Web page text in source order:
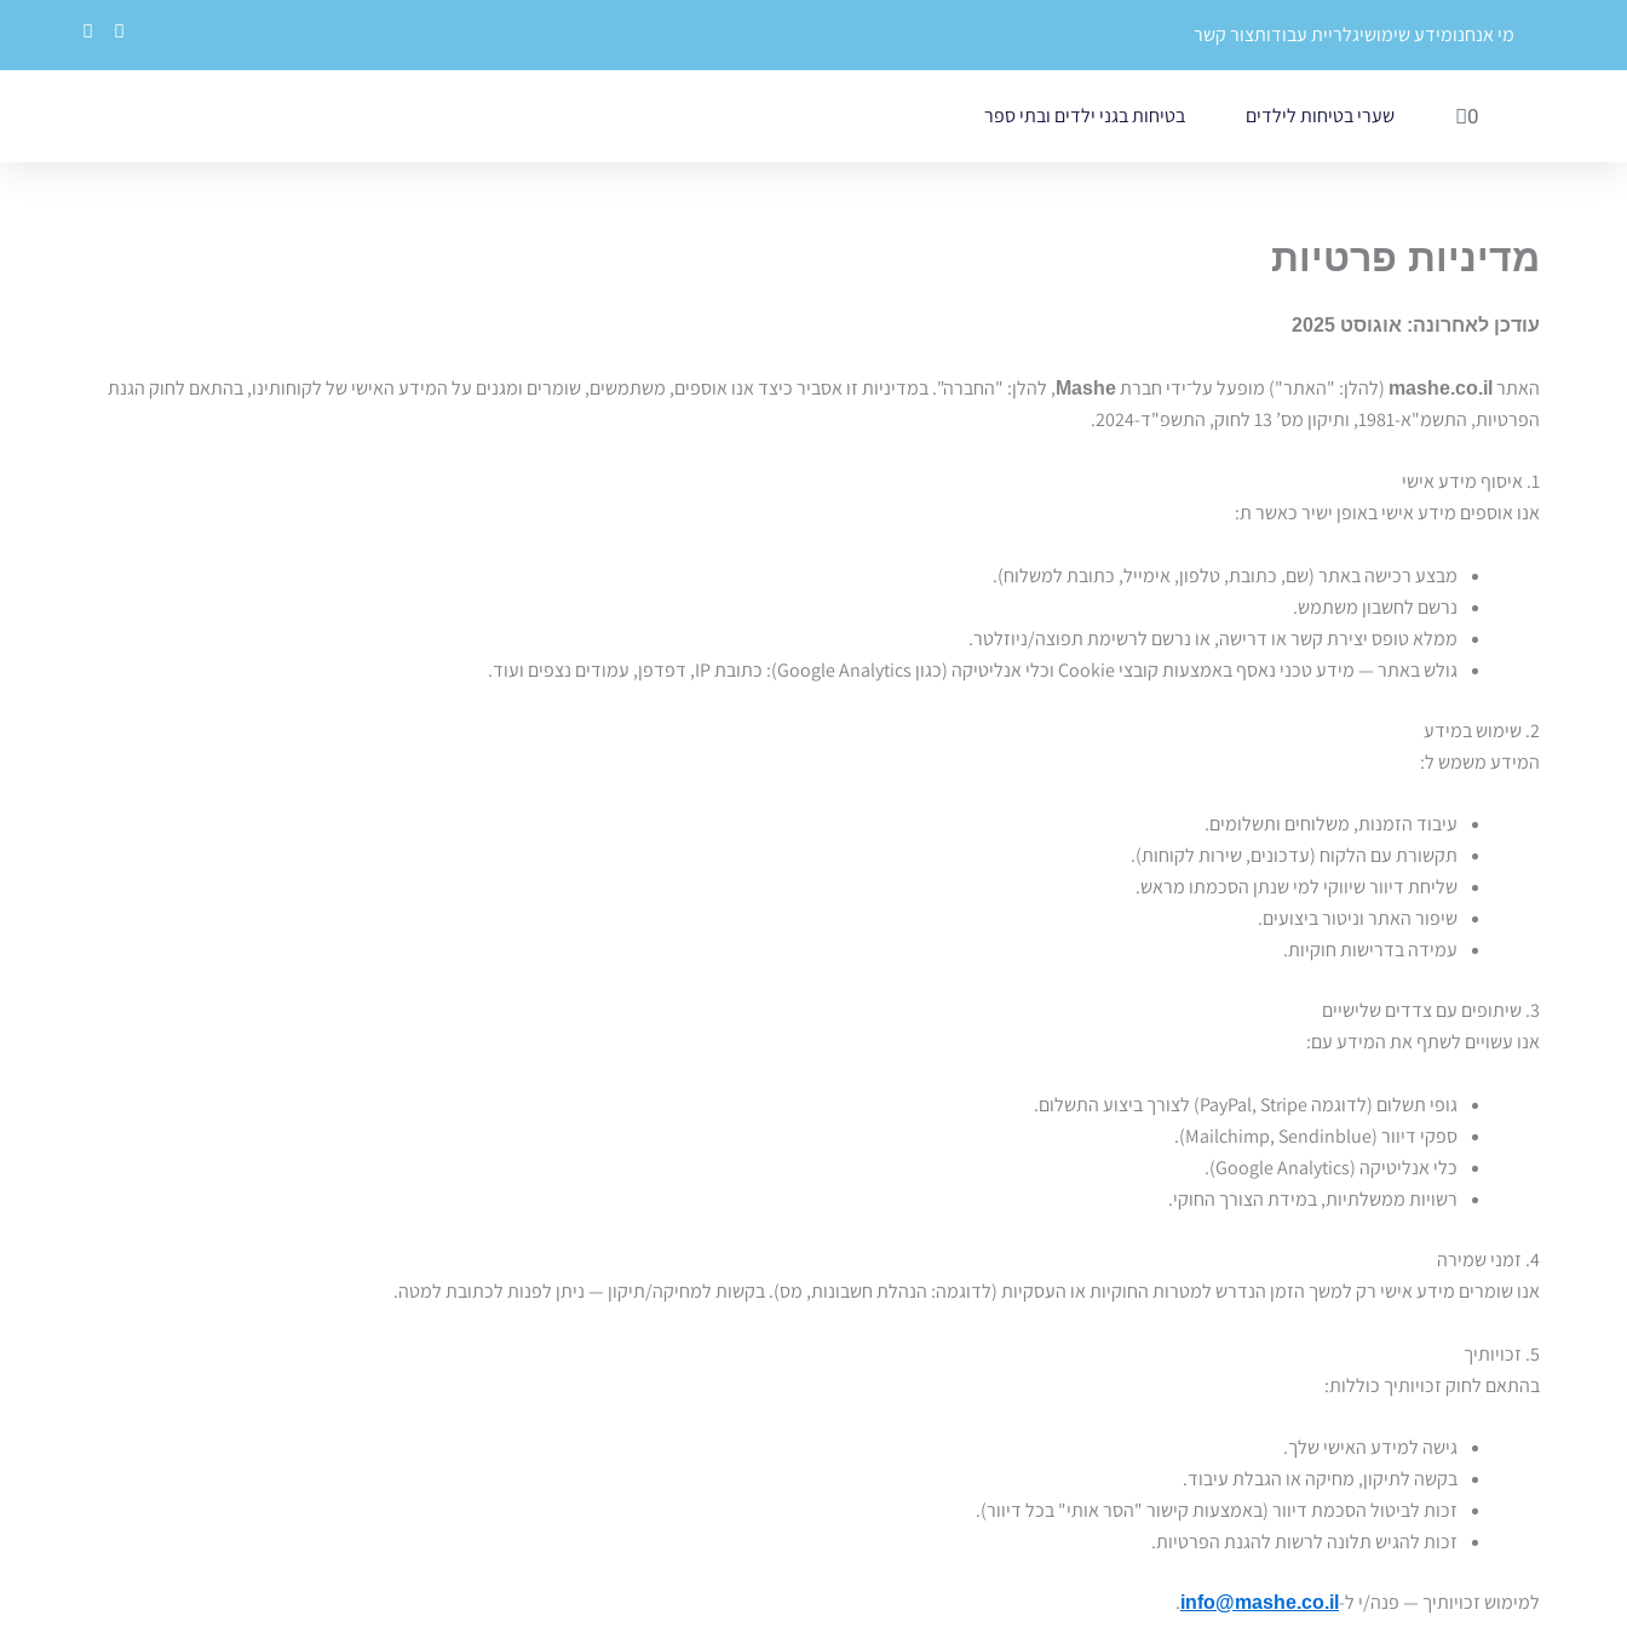
מי אנחנומידע שימושיגלריית עבודותצור קשר F
a
E
n
0
עגלת
שערי בטיחות לילדים בטיחות בגני ילדים ובתי ספר
מדיניות פרטיות
עודכן לאחרונה: אוגוסט 2025
האתר mashe.co.il (להלן: "האתר") מופעל על־ידי חברתMashe , להלן: "החברה". במדיניות זו אסביר כיצד אנו אוספים, משתמשים, שומרים ומגנים על המידע האישי של לקוחותינו, בהתאם לחוק הגנת
הפרטיות, התשמ"א-1981, ותיקון מס’ 13 לחוק, התשפ"ד-2024.
1. איסוף מידע אישי
אנו אוספים מידע אישי באופן ישיר כאשר ת:
מבצע רכישה באתר (שם, כתובת, טלפון, אימייל, כתובת למשלוח).
נרשם לחשבון משתמש.
ממלא טופס יצירת קשר או דרישה, או נרשם לרשימת תפוצה/ניוזלטר.
גולש באתר — מידע טכני נאסף באמצעות קובצי Cookie וכלי אנליטיקה (כגון Google Analytics): כתובת IP, דפדפן, עמודים נצפים ועוד.
2. שימוש במידע
המידע משמש ל:
עיבוד הזמנות, משלוחים ותשלומים.
תקשורת עם הלקוח (עדכונים, שירות לקוחות).
שליחת דיוור שיווקי למי שנתן הסכמתו מראש.
שיפור האתר וניטור ביצועים.
עמידה בדרישות חוקיות.
3. שיתופים עם צדדים שלישיים
אנו עשויים לשתף את המידע עם:
גופי תשלום (לדוגמה PayPal, Stripe) לצורך ביצוע התשלום.
ספקי דיוור (Mailchimp, Sendinblue).
כלי אנליטיקה (Google Analytics).
רשויות ממשלתיות, במידת הצורך החוקי.
4. זמני שמירה
אנו שומרים מידע אישי רק למשך הזמן הנדרש למטרות החוקיות או העסקיות (לדוגמה: הנהלת חשבונות, מס). בקשות למחיקה/תיקון — ניתן לפנות לכתובת למטה.
5. זכויותיך
בהתאם לחוק זכויותיך כוללות:
גישה למידע האישי שלך.
בקשה לתיקון, מחיקה או הגבלת עיבוד.
זכות לביטול הסכמת דיוור (באמצעות קישור "הסר אותי" בכל דיוור).
זכות להגיש תלונה לרשות להגנת הפרטיות.
למימוש זכויותיך — פנה/י ל- info@mashe.co.il
.